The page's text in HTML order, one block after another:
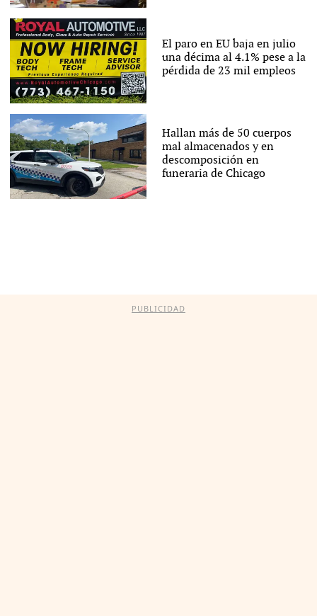
El paro en EU baja en julio
una décima al 4.1% pese a la
pérdida de 23 mil empleos
Hallan más de 50 cuerpos
mal almacenados y en
descomposición en
funeraria de Chicago
PUBLICIDAD